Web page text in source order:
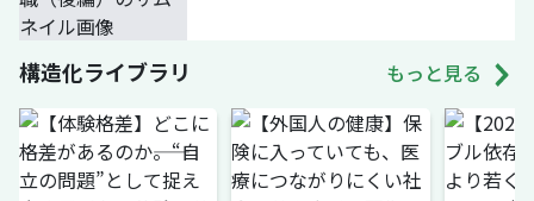
構造化ライブラリ もっと見る